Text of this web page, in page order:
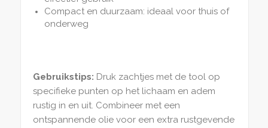
Compact en duurzaam: ideaal voor thuis of
onderweg
Gebruikstips: Druk zachtjes met de tool op
specifieke punten op het lichaam en adem
rustig in en uit. Combineer met een
ontspannende olie voor een extra rustgevende